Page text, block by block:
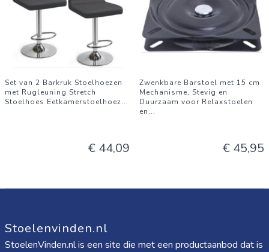
Set van 2 Barkruk Stoelhoezen
met Rugleuning Stretch
Stoelhoes Eetkamerstoelhoez...
€ 44,09
Zwenkbare Barstoel met 15 cm
Mechanisme, Stevig en
Duurzaam voor Relaxstoelen
en...
€ 45,95
Stoelenvinden.nl
StoelenVinden.nl is een site die met een productaanbod dat is